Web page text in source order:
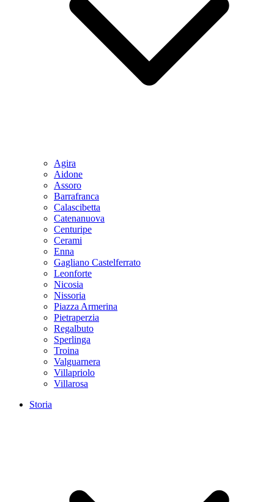
Agira
Aidone
Assoro
Barrafranca
Calascibetta
Catenanuova
Centuripe
Cerami
Enna
Gagliano Castelferrato
Leonforte
Nicosia
Nissoria
Piazza Armerina
Pietraperzia
Regalbuto
Sperlinga
Troina
Valguarnera
Villapriolo
Villarosa
Storia